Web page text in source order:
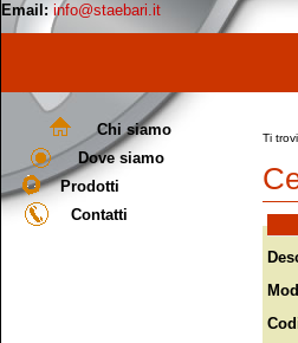
Email: info@staebari.it
Chi siamo
Dove siamo
Prodotti
Contatti
Ti